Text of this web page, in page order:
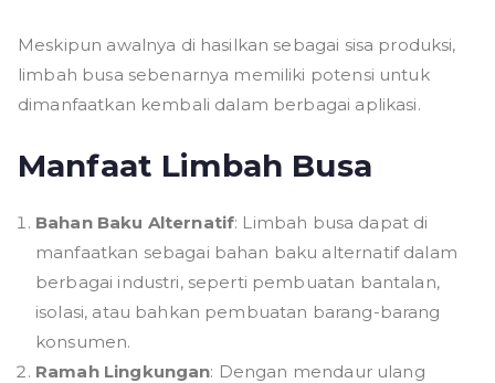
Meskipun awalnya di hasilkan sebagai sisa produksi,
limbah busa sebenarnya memiliki potensi untuk
dimanfaatkan kembali dalam berbagai aplikasi.
Manfaat Limbah Busa
Bahan Baku Alternatif: Limbah busa dapat di
manfaatkan sebagai bahan baku alternatif dalam
berbagai industri, seperti pembuatan bantalan,
isolasi, atau bahkan pembuatan barang-barang
konsumen.
Ramah Lingkungan: Dengan mendaur ulang